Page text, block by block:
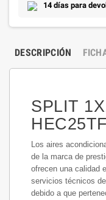
14 días para
DESCRIPCIÓN
SPLIT
Los aires
de la marca de
ofrecen una calidad
servicios técnicos
debido a que